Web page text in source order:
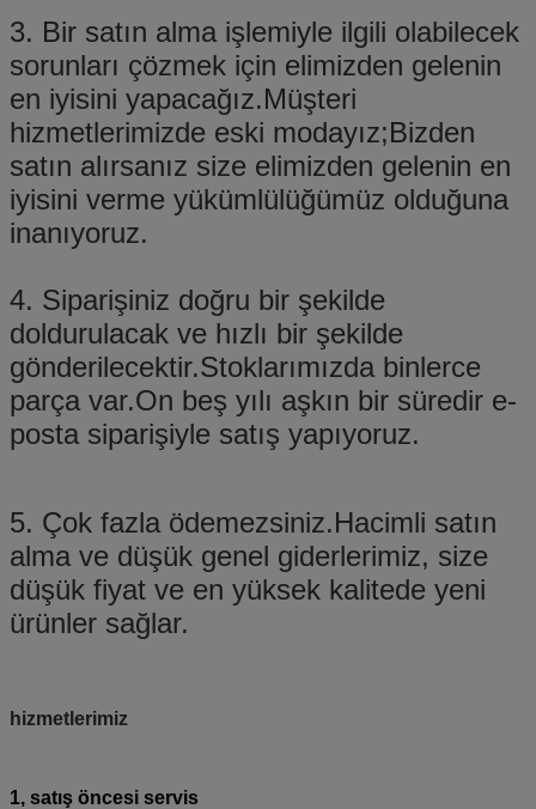
3. Bir satın alma işlemiyle ilgili olabilecek
sorunları çözmek için elimizden gelenin
en iyisini yapacağız.Müşteri
hizmetlerimizde eski modayız;Bizden
satın alırsanız size elimizden gelenin en
iyisini verme yükümlülüğümüz olduğuna
inanıyoruz.
4. Siparişiniz doğru bir şekilde
doldurulacak ve hızlı bir şekilde
gönderilecektir.Stoklarımızda binlerce
parça var.On beş yılı aşkın bir süredir e-
posta siparişiyle satış yapıyoruz.
5. Çok fazla ödemezsiniz.Hacimli satın
alma ve düşük genel giderlerimiz, size
düşük fiyat ve en yüksek kalitede yeni
ürünler sağlar.
hizmetlerimiz
1, satış öncesi servis